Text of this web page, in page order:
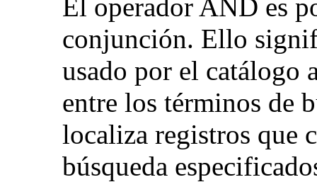
El operador AND es
conjunción. Ello
usado por el catálogo
entre los términos de
localiza registros que
búsqueda